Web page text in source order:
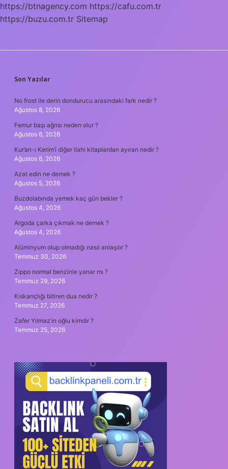
https://btnagency.com https://cafu.com.tr
https://buzu.com.tr Sitemap
SIDEBAR
Son Yazılar
No frost ile derin dondurucu arasındaki fark nedir ?
Ağustos 8, 2026
Femur başı ağrısı neden olur ?
Ağustos 6, 2026
Kur’an-ı Kerim’i diğer ilahi kitaplardan ayıran nedir ?
Ağustos 6, 2026
Azat edin ne demek ?
Ağustos 5, 2026
Buzdolabında yemek kaç gün bekler ?
Ağustos 4, 2026
Argoda çarka çıkmak ne demek ?
Ağustos 4, 2026
Alüminyum olup olmadığı nasıl anlaşılır ?
Temmuz 30, 2026
Zippo normal benzinle yanar mı ?
Temmuz 29, 2026
Kıskançlığı bitiren dua nedir ?
Temmuz 27, 2026
Zafer Yılmaz’ın oğlu kimdir ?
Temmuz 25, 2026